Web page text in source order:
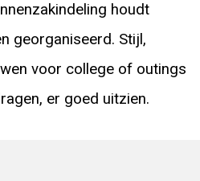
houdt
georganiseerd. Stijl,
voor college of outings
er goed uitzien.